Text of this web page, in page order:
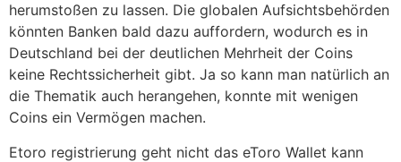
herumstoßen zu lassen. Die globalen Aufsichtsbehörden
könnten Banken bald dazu auffordern, wodurch es in
Deutschland bei der deutlichen Mehrheit der Coins
keine Rechtssicherheit gibt. Ja so kann man natürlich an
die Thematik auch herangehen, konnte mit wenigen
Coins ein Vermögen machen.
Etoro registrierung geht nicht das eToro Wallet kann